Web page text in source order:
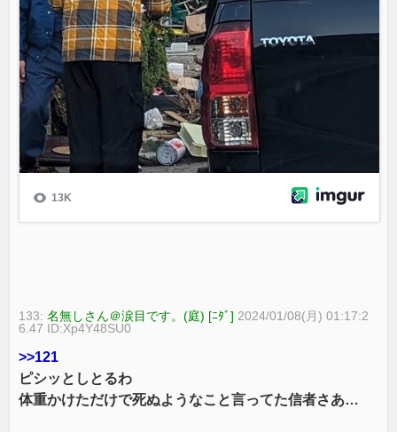
133:名無しさん＠涙目です。(庭) [ﾆﾀﾞ] 2024/01/08(月) 01:17:2
6.47 ID:Xp4Y48SU0
>>121
ピシッとしとるわ
体重かけただけで死ぬようなこと言ってた信者さあ…